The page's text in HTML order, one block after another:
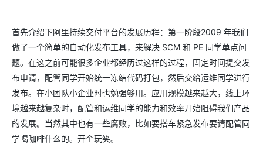
首先介绍下阿里持续交付平台的发展历程：第一阶段2009 年我们
做了一个简单的自动化发布工具，来解决 SCM 和 PE 同学单点问
题。在这之前可能很多企业都经历过这样的过程，固定时间提交发
布申请，配管同学开始统一冻结代码打包，然后交给运维同学进行
发布。在小团队小企业时也勉强够用。应用规模越来越大，线上环
境越来越复杂时，配管和运维同学的能力和效率开始阻碍我们产品
的发展。当然其中也有一些腐败，比如要搭车紧急发布要请配管同
学喝咖啡什么的。开个玩笑。